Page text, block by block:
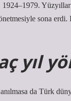
sona
yıl
da Türk